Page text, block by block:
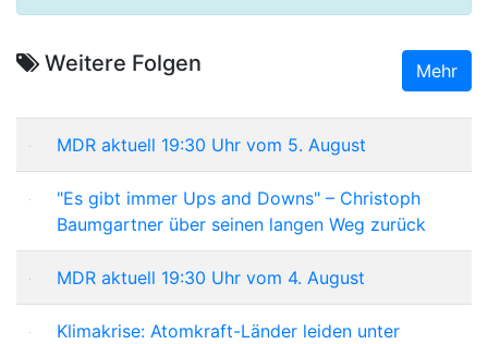
Weitere Folgen Mehr
MDR aktuell 19:30 Uhr vom 5. August
"Es gibt immer Ups and Downs" – Christoph
Baumgartner über seinen langen Weg zurück
MDR aktuell 19:30 Uhr vom 4. August
Klimakrise: Atomkraft-Länder leiden unter